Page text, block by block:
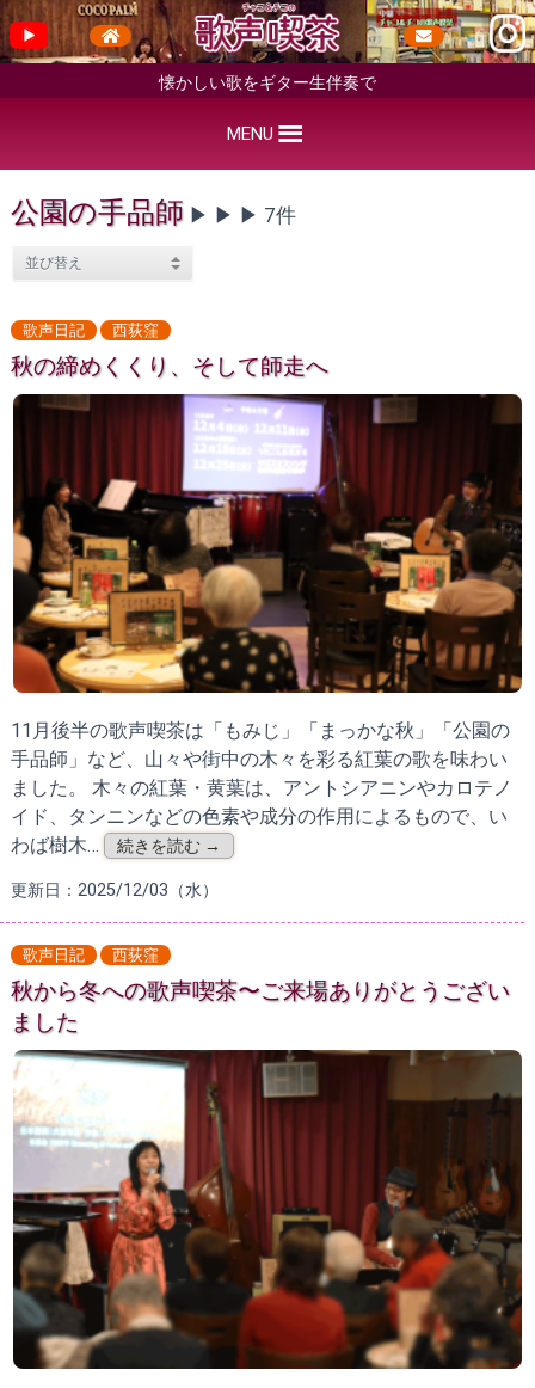
懐かしい歌をギター生伴奏で
MENU
公園の手品師 ▶︎ ▶︎ ▶︎ 7件
歌声日記 西荻窪
秋の締めくくり、そして師走へ
11月後半の歌声喫茶は「もみじ」「まっかな秋」「公園の
手品師」など、山々や街中の木々を彩る紅葉の歌を味わい
ました。 木々の紅葉・黄葉は、アントシアニンやカロテノ
イド、タンニンなどの色素や成分の作用によるもので、い
わば樹木…
続きを読む →
更新日：2025/12/03（水）
歌声日記 西荻窪
秋から冬への歌声喫茶〜ご来場ありがとうござい
ました